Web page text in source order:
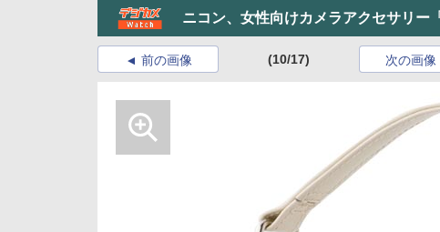
ニコン、女性向けカメラアクセサリー
前の画像 (10/17) 次の画像